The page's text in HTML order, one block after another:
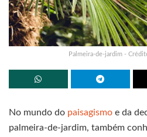
Palmeira-de-jardim -
No mundo do paisagismo e da
palmeira-de-jardim, também